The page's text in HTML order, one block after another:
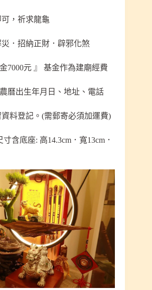
，祈求龍龜
．招納正財．辟邪化煞
7000元 』 基金作為建廟經費
曆出生年月日、地址、電話
料登記。(需郵寄必須加運費)
含底座: 高14.3cm．寬13cm．